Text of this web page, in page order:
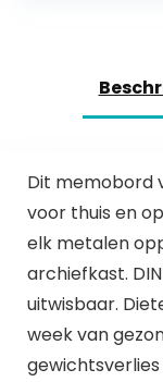
Dit memobord
voor thuis en
elk metalen
archiefkast.
uitwisbaar.
week van